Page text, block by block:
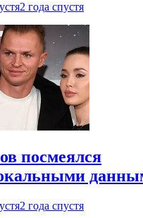
2 года спустя
посмеялся
2 года спустя